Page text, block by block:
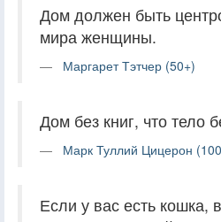
Дом должен быть
мира женщины.
Маргарет Тэтчер (50+)
Дом без книг, что тело
Марк Туллий Цицерон
Если у вас есть кошка,